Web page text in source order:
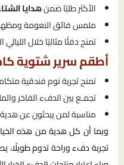
الأكثر طلبًا ضمنهدايا
ملمس فائق النعومة
تمنح دفئًا مثاليًا خلال الليالي
أطقم سرير شتوية
تمنح تجربة نوم فندقية
تجمـع بين الدفء الفاخر
مناسبة لمن يبحثون عن
وبما أن كل هدية من هذه
تجربة دفء وراحة تدوم طويلًا،